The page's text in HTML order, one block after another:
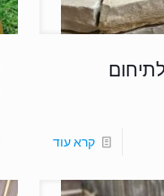
קרא עוד